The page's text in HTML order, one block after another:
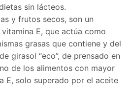
sin lácteos.
y frutos secos, son un
E, que actúa como
grasas que contiene y del
girasol “eco”, de prensado en
de los alimentos con mayor
E, solo superado por el aceite